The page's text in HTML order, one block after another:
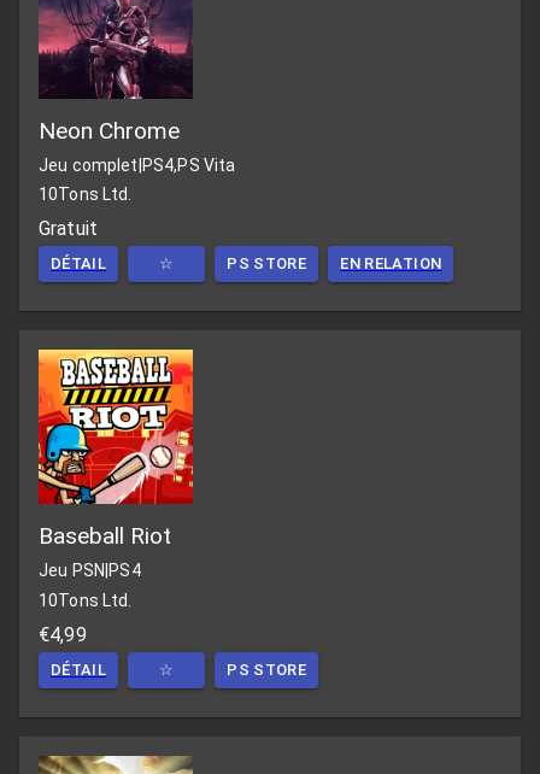
Neon Chrome
Jeu complet|PS4,PS Vita
10Tons Ltd.
Gratuit
DÉTAIL ☆ PS STORE EN RELATION
Baseball Riot
Jeu PSN PS4
10Tons Ltd.
€4,99
DÉTAIL ☆ PS STORE